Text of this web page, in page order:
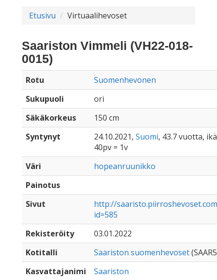
Etusivu Virtuaalihevoset
Saariston Vimmeli (VH22-018-
0015)
Rotu
Suomenhevonen
Sukupuoli
ori
Säkäkorkeus
150 cm
Syntynyt
24.10.2021, Suomi, 43.7 vuotta,
40pv = 1v
Väri
hopeanruunikko
Painotus
Sivut
http://
id=585
Rekisteröity
03.01.2022
Kotitalli
Saariston suomenhevoset
Kasvattajanimi
Saariston